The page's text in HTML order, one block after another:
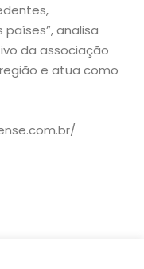
analisa
da associação
e atua como